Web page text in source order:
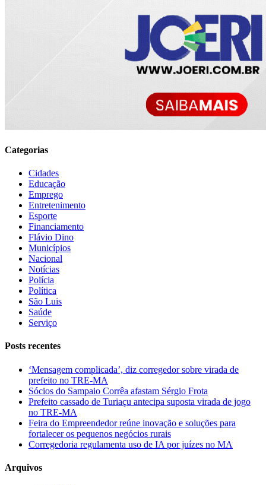
Categorias
Cidades
Educação
Emprego
Entretenimento
Esporte
Financiamento
Flávio Dino
Municípios
Nacional
Notícias
Polícia
Política
São Luis
Saúde
Serviço
Posts recentes
‘Mensagem complicada’, diz corregedor sobre virada de
prefeito no TRE-MA
Sócios do Sampaio Corrêa afastam Sérgio Frota
Prefeito cassado de Turiaçu antecipa suposta virada de jogo
no TRE-MA
Feira do Empreendedor reúne inovação e soluções para
fortalecer os pequenos negócios rurais
Corregedoria regulamenta uso de IA por juízes no MA
Arquivos